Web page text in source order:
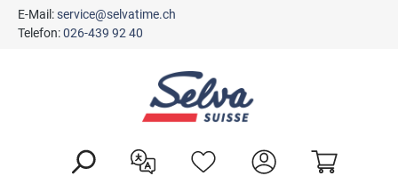
springen
E-Mail:service@selvatime.ch
Telefon:026-439 92 40